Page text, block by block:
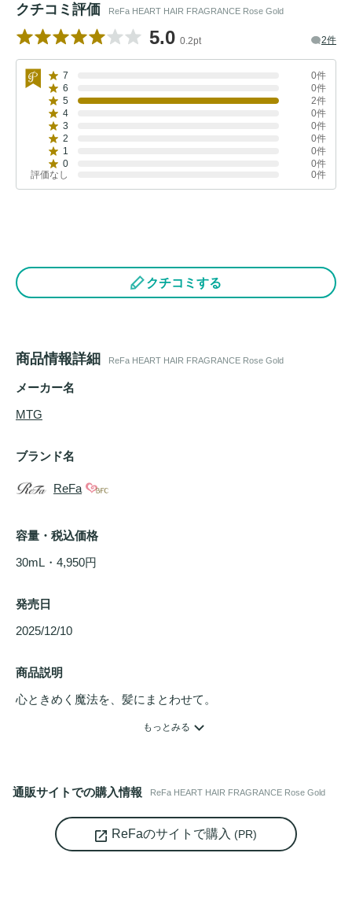
クチコミ評価 ReFa HEART HAIR FRAGRANCE Rose Gold
5.0 0.2pt 2件
7
0件
6
0件
5
2件
4
0件
3
0件
2
0件
1
0件
0
0件
評価なし
0件
クチコミする
商品情報詳細 ReFa HEART HAIR FRAGRANCE Rose Gold
メーカー名
MTG
ブランド名
ReFa
容量・税込価格
30mL・4,950円
発売日
2025/12/10
商品説明
心ときめく魔法を、髪にまとわせて。
スタイリングを終えた髪に、 シュッとひとふき。
やわらかな彩りは、髪と心をうるおわせ、
毎日にそっと魔法をかける。
もっとみる
通販サイトでの購入情報 ReFa HEART HAIR FRAGRANCE Rose Gold
ReFaのサイトで購入 (PR)